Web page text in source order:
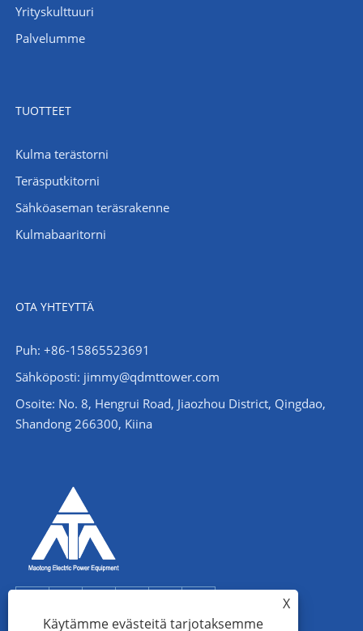
Yrityskulttuuri
Palvelumme
TUOTTEET
Kulma terästorni
Teräsputkitorni
Sähköaseman teräsrakenne
Kulmabaaritorni
OTA YHTEYTTÄ
Puh: +86-15865523691
Sähköposti: jimmy@qdmttower.com
Osoite: No. 8, Hengrui Road, Jiaozhou District, Qingdao,
Shandong 266300, Kiina
X
Käytämme evästeitä tarjotaksemme